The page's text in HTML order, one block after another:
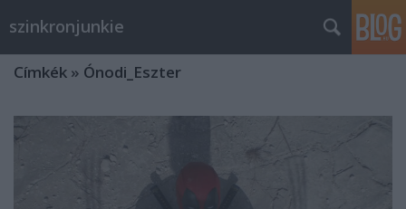
szinkronjunkie
Címkék » Ónodi_Eszter